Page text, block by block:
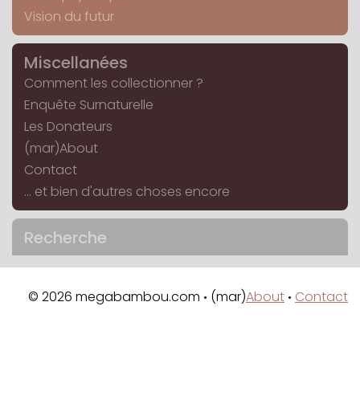
Vision du futur
Miscellanées
Comment les collectionner ?
Enquête Surnaturelle
Les Donateurs
(mar)About
Contact
... et bien d'autres choses encore
Recherche
© 2026 megabambou.com • (mar)About • Contact